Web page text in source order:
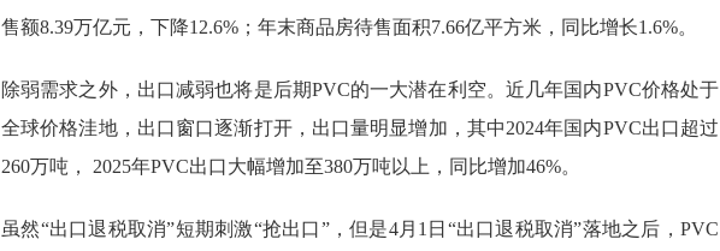
售额8.39万亿元，下降12.6%；年末商品房待售面积7.66亿平方米，同比增长1.6%。
除弱需求之外，出口减弱也将是后期PVC的一大潜在利空。近几年国内PVC价格处于
全球价格洼地，出口窗口逐渐打开，出口量明显增加，其中2024年国内PVC出口超过
260万吨， 2025年PVC出口大幅增加至380万吨以上，同比增加46%。
虽然“出口退税取消”短期刺激“抢出口”，但是4月1日“出口退税取消”落地之后，PVC